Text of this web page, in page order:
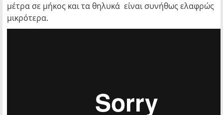
μέτρα σε μήκος και τα θηλυκά είναι συνήθως ελαφρώς
μικρότερα.